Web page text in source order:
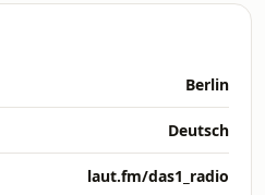
Berlin
Deutsch
laut.fm/das1_radio